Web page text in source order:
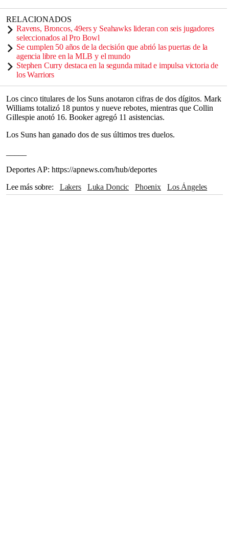
RELACIONADOS
Ravens, Broncos, 49ers y Seahawks lideran con seis jugadores
seleccionados al Pro Bowl
Se cumplen 50 años de la decisión que abrió las puertas de la
agencia libre en la MLB y el mundo
Stephen Curry destaca en la segunda mitad e impulsa victoria de
los Warriors
Los cinco titulares de los Suns anotaron cifras de dos dígitos. Mark
Williams totalizó 18 puntos y nueve rebotes, mientras que Collin
Gillespie anotó 16. Booker agregó 11 asistencias.
Los Suns han ganado dos de sus últimos tres duelos.
Deportes AP: https://apnews.com/hub/deportes
Lee más sobre
Lakers Luka Doncic Phoenix
Los Ángeles